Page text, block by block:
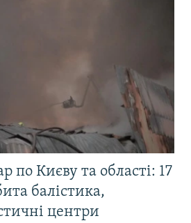
по Києву та області: 17
балістика,
центри